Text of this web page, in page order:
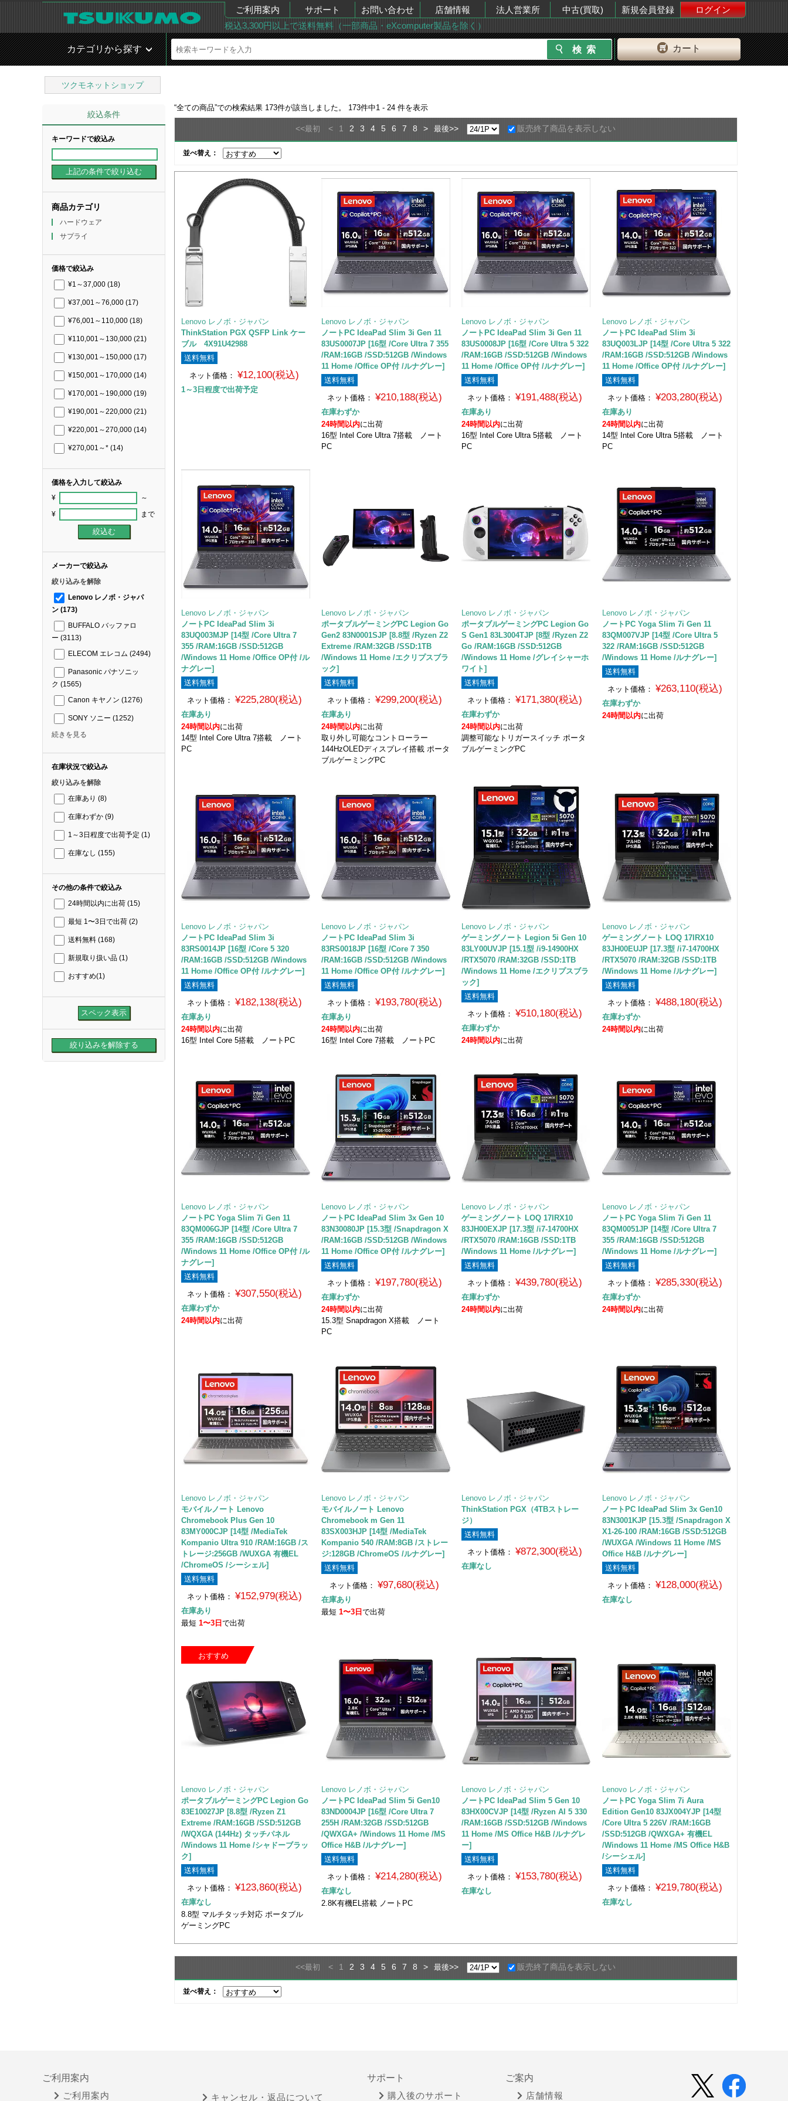
ご利用案内 サポート お問い合わせ 店舗情報 法人営業所 中古(買取) 新規会員登録
ログイン
税込3,300円以上で送料無料（一部商品・eXcomputer製品を除く）
カート
カテゴリから探す
ツクモネットショップ
絞込条件
キーワードで絞込み
商品カテゴリ
ハードウェア
サプライ
価格で絞込み
¥1～37,000 (18)
¥37,001～76,000 (17)
¥76,001～110,000 (18)
¥110,001～130,000 (21)
¥130,001～150,000 (17)
¥150,001～170,000 (14)
¥170,001～190,000 (19)
¥190,001～220,000 (21)
¥220,001～270,000 (14)
¥270,001～* (14)
価格を入力して絞込み
¥ ～
¥ まで
メーカーで絞込み
絞り込みを解除
Lenovo レノボ・ジャパ
ン (173)
BUFFALO バッファロ
ー (3113)
ELECOM エレコム (2494)
Panasonic パナソニッ
ク (1565)
Canon キヤノン (1276)
SONY ソニー (1252)
続きを見る
在庫状況で絞込み
絞り込みを解除
在庫あり (8)
在庫わずか (9)
1～3日程度で出荷予定 (1)
在庫なし (155)
その他の条件で絞込み
24時間以内に出荷 (15)
最短 1〜3日で出荷 (2)
送料無料 (168)
新規取り扱い品 (1)
おすすめ(1)
“全ての商品”での検索結果 173件が該当しました。 173件中1 - 24 件を表示
<<最初 < 1 2 3 4 5 6 7 8 > 最後>> 販売終了商品を表示しない
並べ替え：
Lenovo レノボ・ジャパン
ThinkStation PGX QSFP Link ケー
ブル 4X91U42988
送料無料
ネット価格：
¥12,100(税込)
1～3日程度で出荷予定
Lenovo レノボ・ジャパン
ノートPC IdeaPad Slim 3i Gen 11
83US0007JP [16型 /Core Ultra 7 355
/RAM:16GB /SSD:512GB /Windows
11 Home /Office OP付 /ルナグレー]
送料無料
ネット価格： ¥210,188(税込)
在庫わずか
24時間以内に出荷
16型 Intel Core Ultra 7搭載 ノート
PC
Lenovo レノボ・ジャパン
ノートPC IdeaPad Slim 3i Gen 11
83US0008JP [16型 /Core Ultra 5 322
/RAM:16GB /SSD:512GB /Windows
11 Home /Office OP付 /ルナグレー]
送料無料
ネット価格：
¥191,488(税込)
在庫あり
24時間以内に出荷
16型 Intel Core Ultra 5搭載 ノート
PC
Lenovo レノボ・ジャパン
ノートPC IdeaPad Slim 3i
83UQ003LJP [14型 /Core Ultra 5 322
/RAM:16GB /SSD:512GB /Windows
11 Home /Office OP付 /ルナグレー]
送料無料
ネット価格：
¥203,280(税込)
在庫あり
24時間以内に出荷
14型 Intel Core Ultra 5搭載 ノート
PC
Lenovo レノボ・ジャパン
ノートPC IdeaPad Slim 3i
83UQ003MJP [14型 /Core Ultra 7
355 /RAM:16GB /SSD:512GB
/Windows 11 Home /Office OP付 /ル
ナグレー]
送料無料
ネット価格： ¥225,280(税込)
在庫あり
24時間以内に出荷
14型 Intel Core Ultra 7搭載 ノート
PC
Lenovo レノボ・ジャパン
ポータブルゲーミングPC Legion Go
Gen2 83N0001SJP [8.8型 /Ryzen Z2
Extreme /RAM:32GB /SSD:1TB
/Windows 11 Home /エクリプスブラ
ック]
送料無料
ネット価格： ¥299,200(税込)
在庫あり
24時間以内に出荷
取り外し可能なコントローラー
144HzOLEDディスプレイ搭載 ポータ
ブルゲーミングPC
Lenovo レノボ・ジャパン
ポータブルゲーミングPC Legion Go
S Gen1 83L3004TJP [8型 /Ryzen Z2
Go /RAM:16GB /SSD:512GB
/Windows 11 Home /グレイシャーホ
ワイト]
送料無料
ネット価格：
¥171,380(税込)
在庫わずか
24時間以内に出荷
調整可能なトリガースイッチ ポータ
ブルゲーミングPC
Lenovo レノボ・ジャパン
ノートPC Yoga Slim 7i Gen 11
83QM007VJP [14型 /Core Ultra 5
322 /RAM:16GB /SSD:512GB
/Windows 11 Home /ルナグレー]
送料無料
ネット価格：
¥263,110(税込)
在庫わずか
24時間以内に出荷
Lenovo レノボ・ジャパン
ノートPC IdeaPad Slim 3i
83RS0014JP [16型 /Core 5 320
/RAM:16GB /SSD:512GB /Windows
11 Home /Office OP付 /ルナグレー]
送料無料
ネット価格： ¥182,138(税込)
在庫あり
24時間以内に出荷
16型 Intel Core 5搭載 ノートPC
Lenovo レノボ・ジャパン
ノートPC IdeaPad Slim 3i
83RS0018JP [16型 /Core 7 350
/RAM:16GB /SSD:512GB /Windows
11 Home /Office OP付 /ルナグレー]
送料無料
ネット価格： ¥193,780(税込)
在庫あり
24時間以内に出荷
16型 Intel Core 7搭載 ノートPC
Lenovo レノボ・ジャパン
ゲーミングノート Legion 5i Gen 10
83LY00UVJP [15.1型 /i9-14900HX
/RTX5070 /RAM:32GB /SSD:1TB
/Windows 11 Home /エクリプスブラ
ック]
送料無料
ネット価格：
¥510,180(税込)
在庫わずか
24時間以内に出荷
Lenovo レノボ・ジャパン
ゲーミングノート LOQ 17IRX10
83JH00EUJP [17.3型 /i7-14700HX
/RTX5070 /RAM:32GB /SSD:1TB
/Windows 11 Home /ルナグレー]
送料無料
ネット価格：
¥488,180(税込)
在庫わずか
24時間以内に出荷
Lenovo レノボ・ジャパン
ノートPC Yoga Slim 7i Gen 11
83QM006GJP [14型 /Core Ultra 7
355 /RAM:16GB /SSD:512GB
/Windows 11 Home /Office OP付 /ル
ナグレー]
送料無料
ネット価格： ¥307,550(税込)
在庫わずか
24時間以内に出荷
Lenovo レノボ・ジャパン
ノートPC IdeaPad Slim 3x Gen 10
83N30080JP [15.3型 /Snapdragon X
/RAM:16GB /SSD:512GB /Windows
11 Home /Office OP付 /ルナグレー]
送料無料
ネット価格： ¥197,780(税込)
在庫わずか
24時間以内に出荷
15.3型 Snapdragon X搭載 ノート
PC
Lenovo レノボ・ジャパン
ゲーミングノート LOQ 17IRX10
83JH00EXJP [17.3型 /i7-14700HX
/RTX5070 /RAM:16GB /SSD:1TB
/Windows 11 Home /ルナグレー]
送料無料
ネット価格：
¥439,780(税込)
在庫わずか
24時間以内に出荷
Lenovo レノボ・ジャパン
ノートPC Yoga Slim 7i Gen 11
83QM0051JP [14型 /Core Ultra 7
355 /RAM:16GB /SSD:512GB
/Windows 11 Home /ルナグレー]
送料無料
ネット価格：
¥285,330(税込)
在庫わずか
24時間以内に出荷
Lenovo レノボ・ジャパン
モバイルノート Lenovo
Chromebook Plus Gen 10
83MY000CJP [14型 /MediaTek
Kompanio Ultra 910 /RAM:16GB /ス
トレージ:256GB /WUXGA 有機EL
/ChromeOS /シーシェル]
送料無料
ネット価格： ¥152,979(税込)
在庫あり
最短 1〜3日 で出荷
Lenovo レノボ・ジャパン
モバイルノート Lenovo
Chromebook m Gen 11
83SX003HJP [14型 /MediaTek
Kompanio 540 /RAM:8GB /ストレー
ジ:128GB /ChromeOS /ルナグレー]
送料無料
ネット価格：
¥97,680(税込)
在庫あり
最短1〜3日で出荷
Lenovo レノボ・ジャパン
ThinkStation PGX（4TBストレー
ジ）
送料無料
ネット価格：
¥872,300(税込)
在庫なし
Lenovo レノボ・ジャパン
ノートPC IdeaPad Slim 3x Gen10
83N3001KJP [15.3型 /Snapdragon X
X1-26-100 /RAM:16GB /SSD:512GB
/WUXGA /Windows 11 Home /MS
Office H&B /ルナグレー]
送料無料
ネット価格：
¥128,000(税込)
在庫なし
おすすめ
Lenovo レノボ・ジャパン
ポータブルゲーミングPC Legion Go
83E10027JP [8.8型 /Ryzen Z1
Extreme /RAM:16GB /SSD:512GB
/WQXGA (144Hz) タッチパネル
/Windows 11 Home /シャドーブラッ
ク]
送料無料
ネット価格： ¥123,860(税込)
在庫なし
8.8型 マルチタッチ対応 ポータブル
ゲーミングPC
Lenovo レノボ・ジャパン
ノートPC IdeaPad Slim 5i Gen10
83ND0004JP [16型 /Core Ultra 7
255H /RAM:32GB /SSD:512GB
/QWXGA+ /Windows 11 Home /MS
Office H&B /ルナグレー]
送料無料
ネット価格： ¥214,280(税込)
在庫なし
2.8K有機EL搭載 ノートPC
Lenovo レノボ・ジャパン
ノートPC IdeaPad Slim 5 Gen 10
83HX00CVJP [14型 /Ryzen AI 5 330
/RAM:16GB /SSD:512GB /Windows
11 Home /MS Office H&B /ルナグレ
ー]
送料無料
ネット価格：
¥153,780(税込)
在庫なし
Lenovo レノボ・ジャパン
ノートPC Yoga Slim 7i Aura
Edition Gen10 83JX004YJP [14型
/Core Ultra 5 226V /RAM:16GB
/SSD:512GB /QWXGA+ 有機EL
/Windows 11 Home /MS Office H&B
/シーシェル]
送料無料
ネット価格：
¥219,780(税込)
在庫なし
<<最初 < 1 2 3 4 5 6 7 8 > 最後>> 販売終了商品を表示しない
並べ替え：
ご利用案内
ご利用案内 キャンセル・返品について
サポート
購入後のサポート
ご案内
店舗情報